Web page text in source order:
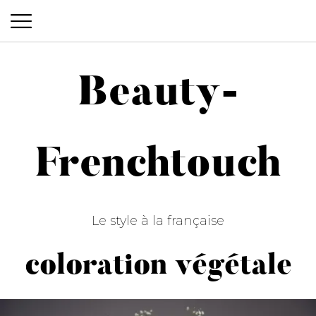
Beauty-Frenchtouch
Beauty-
Frenchtouch
Le style à la française
coloration végétale